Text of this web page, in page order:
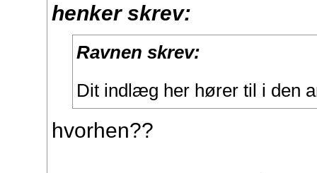
henker skrev:
Ravnen skrev:
Dit indlæg her hører til i den
hvorhen??